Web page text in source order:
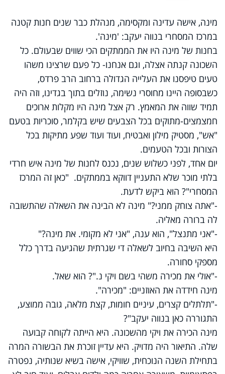
מינה, אישה עדינה ומקסימה, מנהלת כבר שנים חנות קטנה
במרכז המסחרי בנווה יעקב: 'מינה'.
בחנות של מינה היו את הממתקים הכי שווים שבעולם. כל
השכונה קנתה אצלה, וגם אנחנו- כל פעם שרצינו משהו
טעים טיפסנו את העלייה הגדולה ברחוב הרב פרדס,
כשבסופה היינו מחוסרי נשימה, נוזלים בתוך בגדינו, וזה היה
תמיד שווה את המאמץ. רק אצל מינה היו מקלות ארוכים
חמצמצים-מתוקים בכל הצבעים שיש בקלמר, סוכריות בטעם
"אש", מסטיק מילון ואבטיח, ועוד ועוד שפע מתיקות בכל
הצורות ובכל הטעמים.
יום אחד, לפני כשלוש שנים, נכנס לחנות של מינה איש חרדי
בלתי מוכר שלא התעניין דווקא בממתקים. "כאן זה המרכז
המסחרי"? הוא ביקש לדעת.
-"אתה צוחק ממני?" מינה לא הבינה את השאלה שהתשובה
לה ברורה מאליה.
-"אני מתנצל", הוא ענה, "אני לא מקומי. את מינה?"
היא השיבה בחיוב לשאלה די שגרתית שהגיעה בדרך כלל
מספקי סחורה.
-"אולי את מכירה משהי בשם ויקי נ."? הוא שאל.
מינה חידדה את האוזניים: "מכירה".
-"תלתלים קצרים, עיניים חומות, קצת מלאה, גובה ממוצע,
התגוררה כאן בנווה יעקב"?
מינה הכירה את ויקי מהשכונה. היא הייתה לקוחה קבועה
שלה. התיאור היה מדויק. היא עדיין זוכרת את הבשורה המרה
בתחילת השנה הנוכחית, שוויקי, אישה בשיא שנותיה, נפטרה